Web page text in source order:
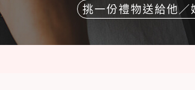
挑一份禮物送給他／